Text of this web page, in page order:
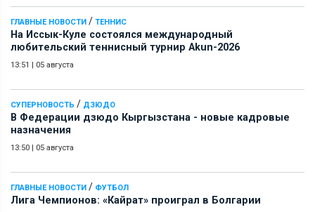
ГЛАВНЫЕ НОВОСТИ / ТЕННИС
На Иссык-Куле состоялся международный
любительский теннисный турнир Akun-2026
13:51 | 05 августа
СУПЕРНОВОСТЬ / ДЗЮДО
В Федерации дзюдо Кыргызстана - новые кадровые
назначения
13:50 | 05 августа
ГЛАВНЫЕ НОВОСТИ / ФУТБОЛ
Лига Чемпионов: «Кайрат» проиграл в Болгарии